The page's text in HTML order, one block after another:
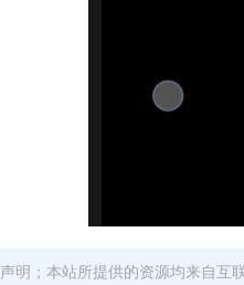
声明；本站所提供的资源均来自互